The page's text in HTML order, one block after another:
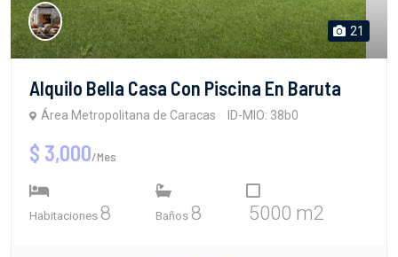
21
Alquilo Bella Casa Con Piscina En Baruta
Área Metropolitana de Caracas ID-MIO: 38b0
$ 3,000/Mes
Habitaciones 8 Baños 8 5000 m2